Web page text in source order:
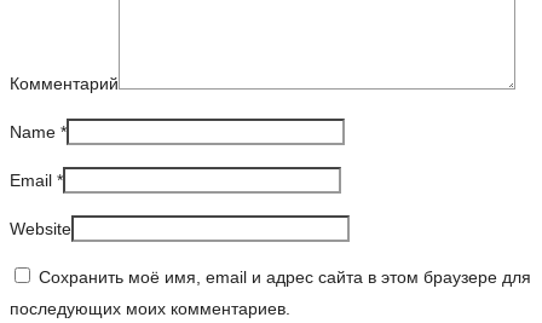
Комментарий
Name *
Email *
Website
Сохранить моё имя, email и адрес сайта в этом браузере для
последующих моих комментариев.